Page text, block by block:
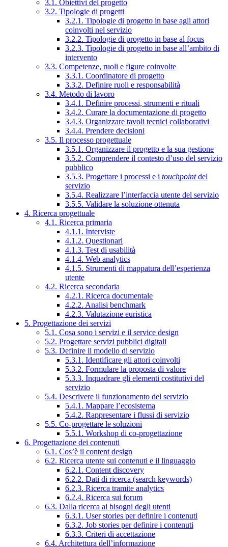
3.1. Obiettivi del progetto
3.2. Tipologie di progetti
3.2.1. Tipologie di progetto in base agli attori
coinvolti nel servizio
3.2.2. Tipologie di progetto in base al focus
3.2.3. Tipologie di progetto in base all’ambito di
intervento
3.3. Competenze, ruoli e figure coinvolte
3.3.1. Coordinatore di progetto
3.3.2. Definire ruoli e responsabilità
3.4. Metodo di lavoro
3.4.1. Definire processi, strumenti e rituali
3.4.2. Curare la documentazione di progetto
3.4.3. Organizzare tavoli tecnici collaborativi
3.4.4. Prendere decisioni
3.5. Il processo progettuale
3.5.1. Organizzare il progetto e la sua gestione
3.5.2. Comprendere il contesto d’uso del servizio
pubblico
3.5.3. Progettare i processi e i touchpointdel
servizio
3.5.4. Realizzare l’interfaccia utente del servizio
3.5.5. Validare la soluzione ottenuta
4. Ricerca progettuale
4.1. Ricerca primaria
4.1.1. Interviste
4.1.2. Questionari
4.1.3. Test di usabilità
4.1.4. Web analytics
4.1.5. Strumenti di mappatura dell’esperienza
utente
4.2. Ricerca secondaria
4.2.1. Ricerca documentale
4.2.2. Analisi benchmark
4.2.3. Valutazione euristica
5. Progettazione dei servizi
5.1. Cosa sono i servizi e il service design
5.2. Progettare servizi pubblici digitali
5.3. Definire il modello di servizio
5.3.1. Identificare gli attori coinvolti
5.3.2. Formulare la proposta di valore
5.3.3. Inquadrare gli elementi costitutivi del
servizio
5.4. Descrivere il funzionamento del servizio
5.4.1. Mappare l’ecosistema
5.4.2. Rappresentare i flussi di servizio
5.5. Co-progettare le soluzioni
5.5.1. Workshop di co-progettazione
6. Progettazione dei contenuti
6.1. Cos’è il content design
6.2. Ricerca utente sui contenuti e il linguaggio
6.2.1. Content discovery
6.2.2. Dati di ricerca (search keywords)
6.2.3. Ricerca tramite analytics
6.2.4. Ricerca sui forum
6.3. Dalla ricerca ai bisogni degli utenti
6.3.1. User stories per definire i contenuti
6.3.2. Job stories per definire i contenuti
6.3.3. Criteri di accettazione
6.4. Architettura dell’informazione